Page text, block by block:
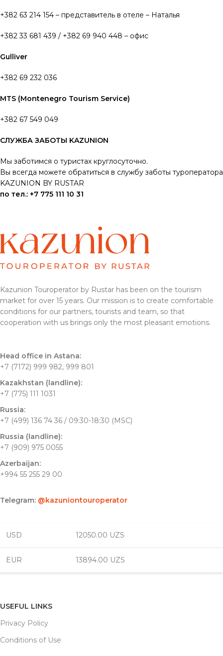
+382 63 214 154 – представитель в отеле – Наталья
+382 33 681 439 / +382 69 940 448 – офис
Gulliver
+382 69 232 036
MTS (Montenegro Tourism Service)
+382 67 549 049
СЛУЖБА ЗАБОТЫ KAZUNION
Мы заботимся о туристах круглосуточно.
Вы всегда можете обратиться в службу заботы туроператора
KAZUNION BY RUSTAR
по тел.: +7 775 111 10 31
Kazunion Touroperator by Rustar has been on the tourism
market for over 15 years. Our mission is to create comfortable
conditions for our partners, tourists and team, so that
cooperation with us brings only the most pleasant emotions.
Head office in Astana:
+7 (7172) 999 982, 999 801
Kazakhstan (landline):
+7 (775) 111 1031
Russia:
+7 (499) 136 74 36 / 09:30-18:30 (MSC)
Russia (landline):
+7 (909) 975 0055
Azerbaijan:
+994 55 255 29 00
Telegram: @kazuniontouroperator
USD 12050.00 UZS
EUR 13894.00 UZS
USEFUL LINKS
Privacy Policy
Conditions of Use